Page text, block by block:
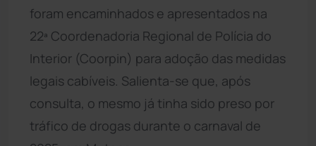
foram encaminhados e apresentados na
22ª Coordenadoria Regional de Polícia do
Interior (Coorpin) para adoção das medidas
legais cabíveis. Salienta-se que, após
consulta, o mesmo já tinha sido preso por
tráfico de drogas durante o carnaval de